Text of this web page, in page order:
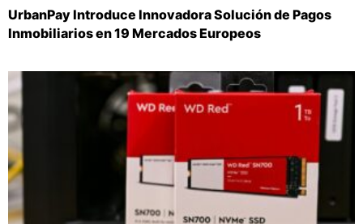
UrbanPay Introduce Innovadora Solución de Pagos
Inmobiliarios en 19 Mercados Europeos